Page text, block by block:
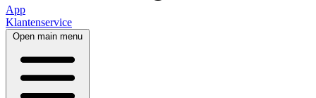
App
Klantenservice
Open main menu